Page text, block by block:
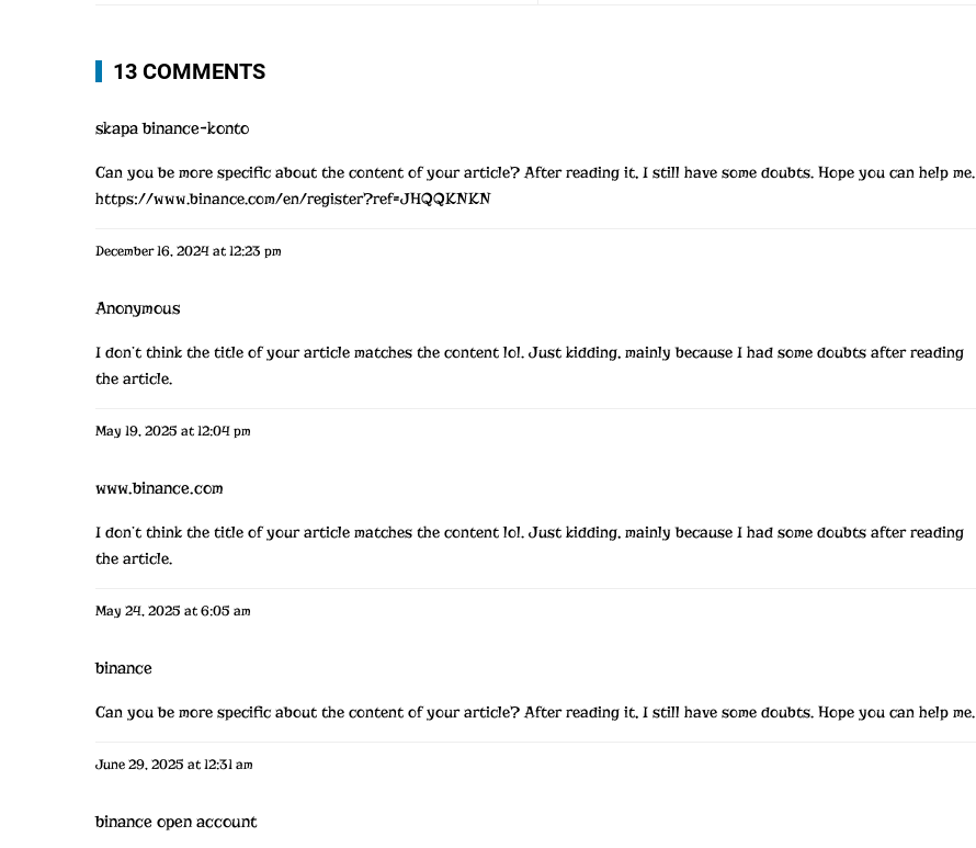
13 COMMENTS
skapa binance-konto
Can you be more specific about the content of your article? After reading it, I still have some doubts. Hope you can help me.
https://www.binance.com/en/register?ref=JHQQKNKN
December 16, 2024 at 12:23 pm
Anonymous
I don’t think the title of your article matches the content lol. Just kidding, mainly because I had some doubts after reading
the article.
May 19, 2025 at 12:04 pm
www.binance.com
I don’t think the title of your article matches the content lol. Just kidding, mainly because I had some doubts after reading
the article.
May 24, 2025 at 6:05 am
binance
Can you be more specific about the content of your article? After reading it, I still have some doubts. Hope you can help me.
June 29, 2025 at 12:31 am
binance open account